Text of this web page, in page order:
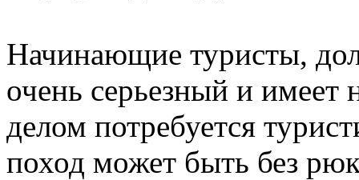
Начинающие туристы,
очень серьезный и имеет
делом потребуется
поход может быть без